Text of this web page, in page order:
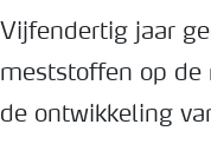
Vijfendertig jaar
meststoffen op de
de ontwikkeling